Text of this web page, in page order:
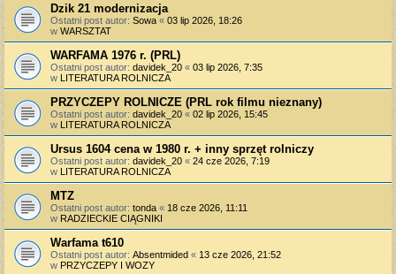
Dzik 21 modernizacja
Ostatni post autor: Sowa « 03 lip 2026, 18:26
w WARSZTAT
WARFAMA 1976 r. (PRL)
Ostatni post autor: davidek_20 « 03 lip 2026, 7:35
w LITERATURA ROLNICZA
PRZYCZEPY ROLNICZE (PRL rok filmu nieznany)
Ostatni post autor: davidek_20 « 02 lip 2026, 15:45
w LITERATURA ROLNICZA
Ursus 1604 cena w 1980 r. + inny sprzęt rolniczy
Ostatni post autor: davidek_20 « 24 cze 2026, 7:19
w LITERATURA ROLNICZA
MTZ
Ostatni post autor: tonda « 18 cze 2026, 11:11
w RADZIECKIE CIĄGNIKI
Warfama t610
Ostatni post autor: Absentmided « 13 cze 2026, 21:52
w PRZYCZEPY I WOZY